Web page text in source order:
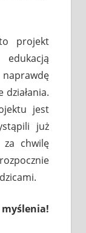
projekt
jest
już
za chwilę